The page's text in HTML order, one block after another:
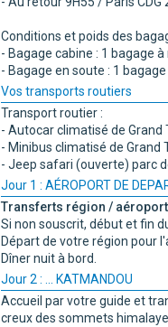
Conditions et poids des
- Bagage cabine : 1 bagage
- Bagage en soute : 1
Vos transports routiers
Transport routier :
- Autocar climatisé de
- Minibus climatisé de
- Jeep safari (ouverte) parc
Jour 1 : AÉROPORT DE
Transferts région /
Si non souscrit, début et fin
Départ de votre région pour
Dîner nuit à bord.
Jour 2 : ... KATMANDOU
Accueil par votre guide et
creux des sommets